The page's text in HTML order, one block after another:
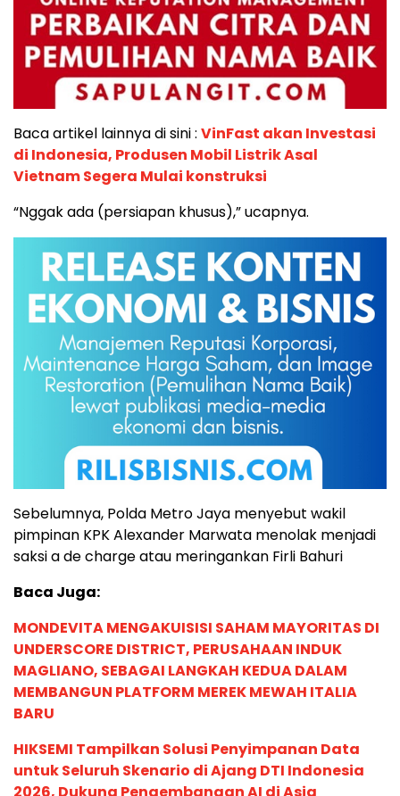
Baca artikel lainnya di sini : VinFast akan Investasi
di Indonesia, Produsen Mobil Listrik Asal
Vietnam Segera Mulai konstruksi
“Nggak ada (persiapan khusus),” ucapnya.
Sebelumnya, Polda Metro Jaya menyebut wakil
pimpinan KPK Alexander Marwata menolak menjadi
saksi a de charge atau meringankan Firli Bahuri
Baca Juga:
MONDEVITA MENGAKUISISI SAHAM MAYORITAS DI
UNDERSCORE DISTRICT, PERUSAHAAN INDUK
MAGLIANO, SEBAGAI LANGKAH KEDUA DALAM
MEMBANGUN PLATFORM MEREK MEWAH ITALIA
BARU
HIKSEMI Tampilkan Solusi Penyimpanan Data
untuk Seluruh Skenario di Ajang DTI Indonesia
2026, Dukung Pengembangan AI di Asia